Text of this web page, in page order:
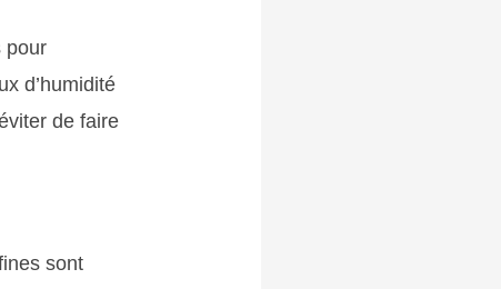
pour
d’humidité
de faire
sont